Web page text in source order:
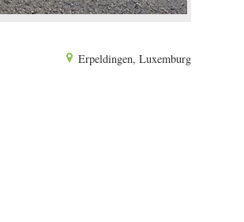
Erpeldingen, Luxemburg